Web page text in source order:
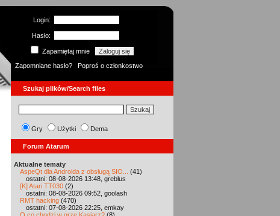
Login:
Hasło:
Zapamiętaj mnie
Zapomniane hasło?
Poproś o członkostwo
Szukaj plików/Search files
Gry Użytki Dema
Forum Atarum
Aktualne tematy
AspeQt dla Androida z obsługą SIO...
(41)
ostatni: 08-08-2026 13:48, greblus
[K] Atari TT030 (2)
ostatni: 08-08-2026 09:52, goolash
RMT hacking (470)
ostatni: 07-08-2026 22:25, emkay